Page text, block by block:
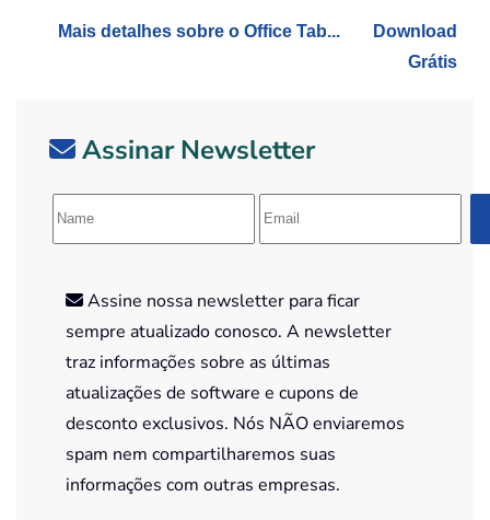
Mais detalhes sobre o Office Tab...
Download
Grátis
Assinar Newsletter
Assine nossa newsletter para ficar
sempre atualizado conosco. A newsletter
traz informações sobre as últimas
atualizações de software e cupons de
desconto exclusivos. Nós NÃO enviaremos
spam nem compartilharemos suas
informações com outras empresas.